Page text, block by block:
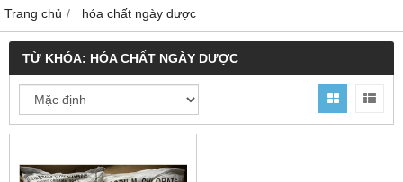
Trang chủ hóa chất ngày dược
TỪ KHÓA: HÓA CHẤT NGÀY DƯỢC